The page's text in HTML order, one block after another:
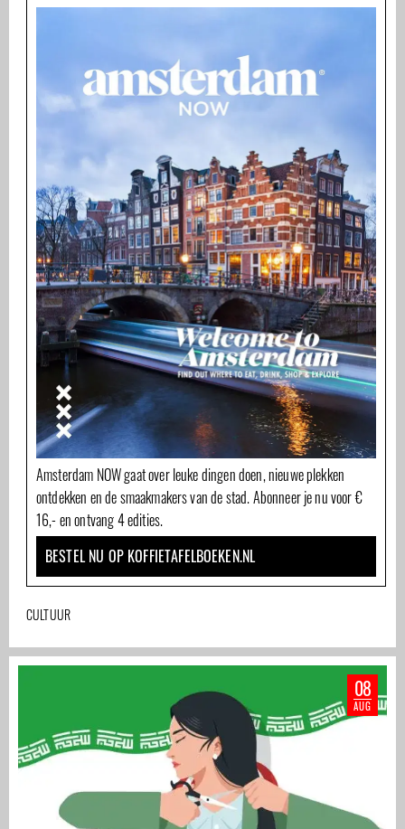
Amsterdam NOW gaat over leuke dingen doen, nieuwe plekken
ontdekken en de smaakmakers van de stad. Abonneer je nu voor €
16,- en ontvang 4 edities.
BESTEL NU OP KOFFIETAFELBOEKEN.NL
CULTUUR
08
AUG